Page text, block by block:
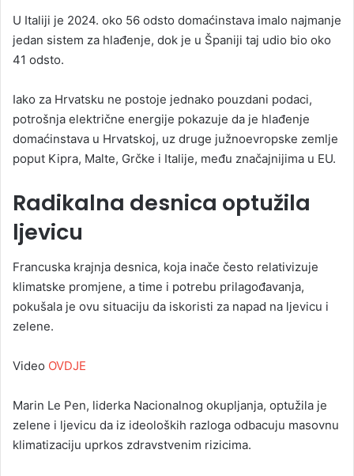
U Italiji je 2024. oko 56 odsto domaćinstava imalo najmanje
jedan sistem za hlađenje, dok je u Španiji taj udio bio oko
41 odsto.
Iako za Hrvatsku ne postoje jednako pouzdani podaci,
potrošnja električne energije pokazuje da je hlađenje
domaćinstava u Hrvatskoj, uz druge južnoevropske zemlje
poput Kipra, Malte, Grčke i Italije, među značajnijima u EU.
Radikalna desnica optužila
ljevicu
Francuska krajnja desnica, koja inače često relativizuje
klimatske promjene, a time i potrebu prilagođavanja,
pokušala je ovu situaciju da iskoristi za napad na ljevicu i
zelene.
Video OVDJE
Marin Le Pen, liderka Nacionalnog okupljanja, optužila je
zelene i ljevicu da iz ideoloških razloga odbacuju masovnu
klimatizaciju uprkos zdravstvenim rizicima.